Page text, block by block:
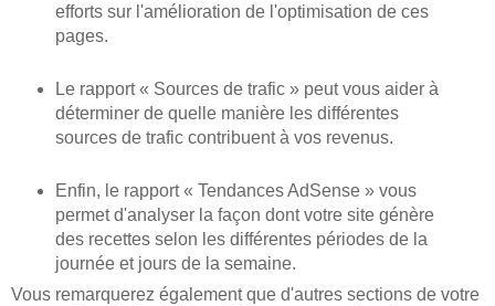
efforts sur l'amélioration de l'optimisation de ces
pages.
Le rapport « Sources de trafic » peut vous aider à
déterminer de quelle manière les différentes
sources de trafic contribuent à vos revenus.
Enfin, le rapport « Tendances AdSense » vous
permet d'analyser la façon dont votre site génère
des recettes selon les différentes périodes de la
journée et jours de la semaine.
Vous remarquerez également que d'autres sections de votre